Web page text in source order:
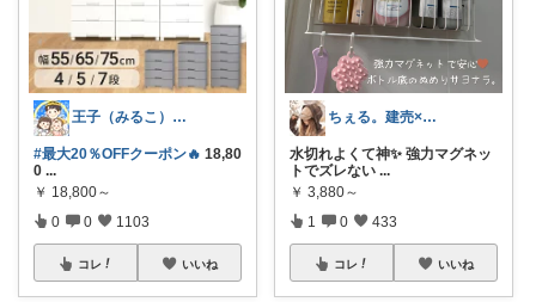
王子（みるこ）👑便利グッズ×QOL向上
#最大20％OFFクーポン🔥 18,80
0 ...
￥ 18,800～
0 0 1103
コレ いいね
ちぇる。建売×暖色お家づくり
水切れよくて神✨ 強力マグネッ
トでズレない ...
￥ 3,880～
1 0 433
コレ いいね